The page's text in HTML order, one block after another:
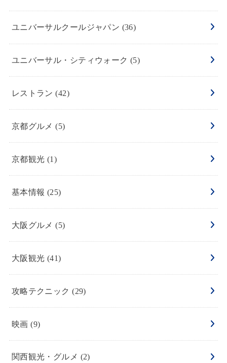
ユニバーサルクールジャパン (36)
ユニバーサル・シティウォーク(5)
レストラン(42)
京都グルメ(5)
京都観光 (1)
基本情報 (25)
大阪グルメ(5)
大阪観光 (41)
攻略テクニック(29)
映画(9)
関西観光・グルメ (2)